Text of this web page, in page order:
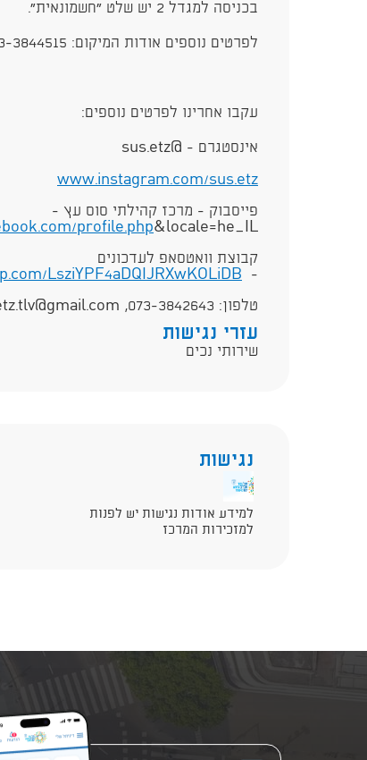
בכניסה למגדל 2 יש שלט ״חשמונאית״.
לפרטים נוספים אודות המיקום: 073-3844515
עקבו אחרינו לפרטים נוספים:
אינסטגרם - @sus.etz
www.instagram.com/sus.etz
פייסבוק - מרכז קהילתי סוס עץ -
profile.php&locale=he_IL
קבוצת וואטסאפ לעדכונים
-
LsziYPF4aDQIJRXwKOLiDB
טלפון: 073-3842643, sus.etz.tlv@gmail.com
עזרי נגישות
שירותי נכים
נגישות
למידע אודות נגישות יש לפנות
למזכירות המרכז